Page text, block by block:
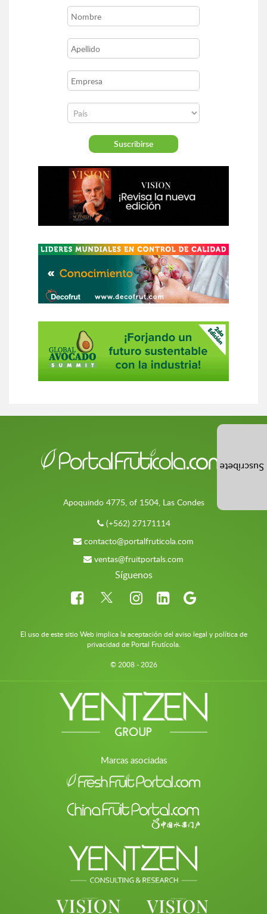
Apoquindo 4775, of 1504, Las Condes
(+562) 27171114
contacto@portalfruticola.com
ventas@fruitportals.com
Síguenos
El uso de este sitio Web implica la aceptación del aviso legal y política de
privacidad de Portal Frutícola.
© 2008 - 2026
Marcas asociadas
Suscríbete